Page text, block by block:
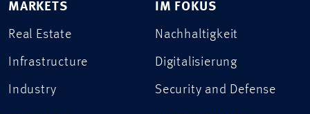
MARKETS
Real Estate
Infrastructure
Industry
IM FOKUS
Nachhaltigkeit
Digitalisierung
Security and Defense